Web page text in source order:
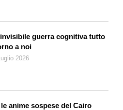
un messaggio sociale che
Le immagini di questo
tutte diverse parlano un unico
compreso che difendere i diritti
i diritti di tutti.
guerra cognitiva tutto
a noi
2026
le anime sospese del Cairo